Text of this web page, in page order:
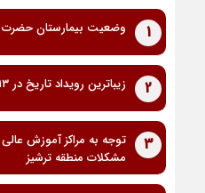
1 وضعیت بیمارستان حضرت
2 زیباترین رویداد تاریخ در ۱۳رجب
3
توجه به مراکز آموزش
مشکلات منطقه ترشیز